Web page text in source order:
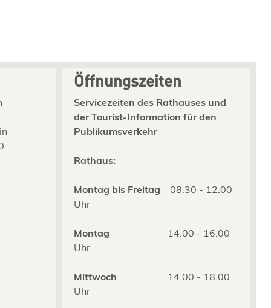
Öffnungszeiten
Servicezeiten des Rathauses und
der Tourist-Information für den
Publikumsverkehr
Rathaus:
Montag bis Freitag 08.30 - 12.00
Uhr
Montag
14.00 - 16.00
Uhr
Mittwoch
14.00 - 18.00
Uhr